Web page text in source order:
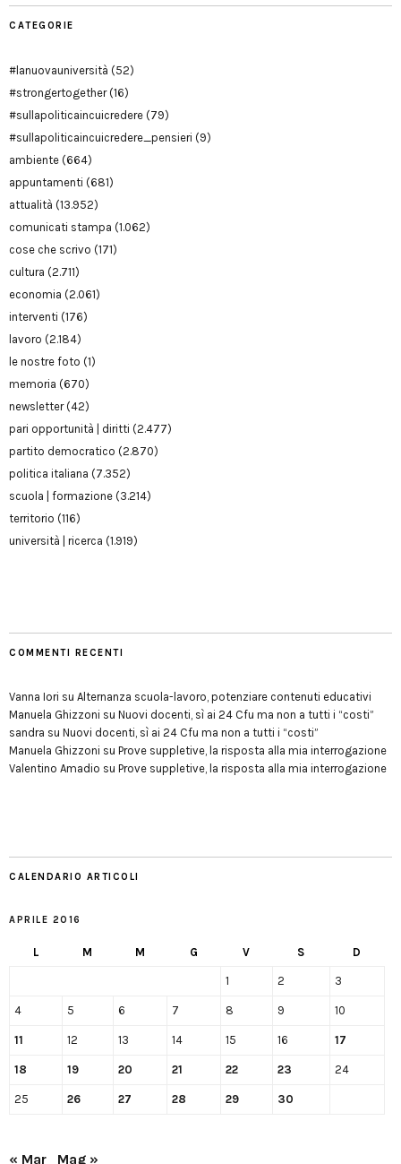
CATEGORIE
#lanuovauniversità (52)
#strongertogether(16)
#sullapoliticaincuicredere (79)
#sullapoliticaincuicredere_pensieri (9)
ambiente (664)
appuntamenti (681)
attualità (13.952)
comunicati stampa (1.062)
cose che scrivo (171)
cultura (2.711)
economia (2.061)
interventi (176)
lavoro (2.184)
le nostre foto (1)
memoria (670)
newsletter(42)
pari opportunità | diritti (2.477)
partito democratico (2.870)
politica italiana (7.352)
scuola | formazione (3.214)
territorio (116)
università | ricerca (1.919)
COMMENTI RECENTI
Vanna Iori su Alternanza scuola-lavoro, potenziare contenuti educativi
Manuela Ghizzoni su Nuovi docenti, sì ai 24 Cfu ma non a tutti i “costi”
sandra su Nuovi docenti, sì ai 24 Cfu ma non a tutti i “costi”
Manuela Ghizzoni su Prove suppletive, la risposta alla mia interrogazione
Valentino Amadio su Prove suppletive, la risposta alla mia interrogazione
CALENDARIO ARTICOLI
APRILE 2016
L M M G V S D
1 2 3
4 5 6 7 8 9 10
11 12 13 14 15 16 17
18 19 20 21 22 23 24
25 26 27 28 29 30
« Mar Mag »